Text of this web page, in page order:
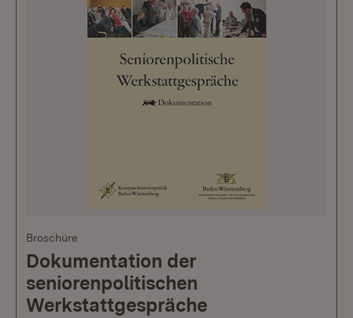
Broschüre
Dokumentation der
seniorenpolitischen
Werkstattgespräche